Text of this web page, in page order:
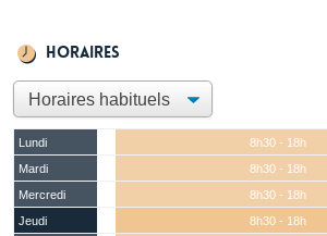
Horaires
Lundi
8h30 - 18h
Mardi
8h30 - 18h
Mercredi
8h30 - 18h
Jeudi
8h30 - 18h